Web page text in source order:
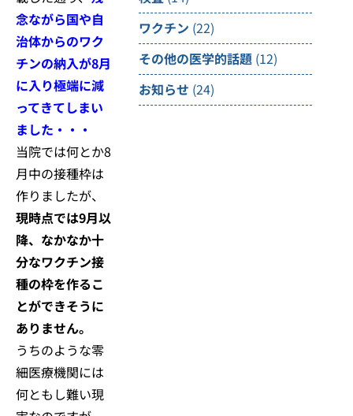
念ながら国や自
治体からのワク
チンの納入が8月
に入り極端に減
ってきてしまい
ました・・・
当院では何とか8
月中の接種枠は
作りましたが、
現時点では9月以
降、なかなか十
分なワクチン接
種の枠を作るこ
とができそうに
ありません。
うちのような零
細医療機関には
何ともし難い現
ワクチン (22)
その他の医学的話題 (12)
お知らせ (24)